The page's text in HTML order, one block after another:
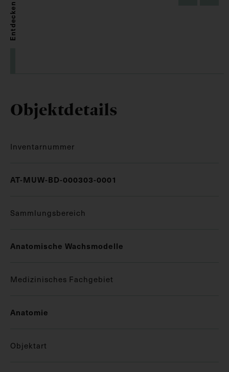
Entdecken
Objektdetails
Inventarnummer
AT-MUW-BD-000303-0001
Sammlungsbereich
Anatomische Wachsmodelle
Medizinisches Fachgebiet
Anatomie
Objektart